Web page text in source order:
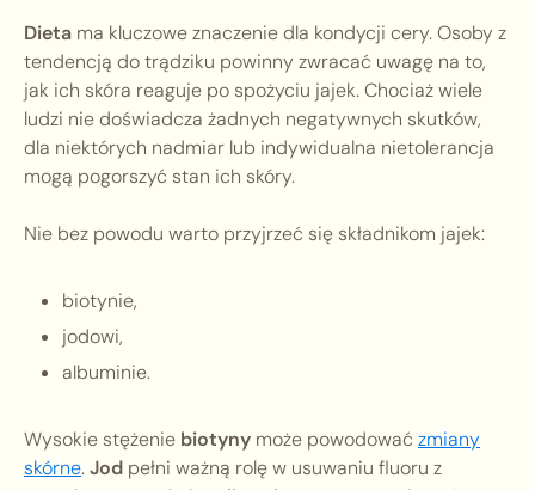
Dieta ma kluczowe znaczenie dla kondycji cery. Osoby z
tendencją do trądziku powinny zwracać uwagę na to,
jak ich skóra reaguje po spożyciu jajek. Chociaż wiele
ludzi nie doświadcza żadnych negatywnych skutków,
dla niektórych nadmiar lub indywidualna nietolerancja
mogą pogorszyć stan ich skóry.
Nie bez powodu warto przyjrzeć się składnikom jajek:
biotynie,
jodowi,
albuminie.
Wysokie stężenie biotyny może powodować zmiany
skórne.Jod pełni ważną rolę w usuwaniu fluoru z